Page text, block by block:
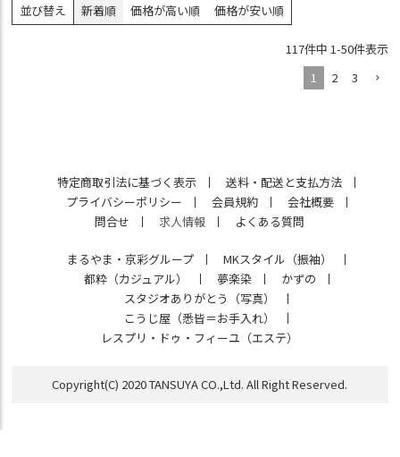
並び替え 新着順 価格が高い順 価格が安い順
117件中 1-50件表示
1
2 3
特定商取引法に基づく表示
送料・配送と支払方法
プライバシーポリシー
会員規約
会社概要
問合せ
求人情報 よくある質問
まるやま・京彩グループ
MKスタイル（振袖）
都粋（カジュアル）
夢楽染
かずの
スタジオありがとう（写真）
こうじ屋（悉皆＝お手入れ）
レスプリ・ドゥ・フィーユ（エステ）
Copyright(C) 2020 TANSUYA CO.,Ltd. All Right Reserved.